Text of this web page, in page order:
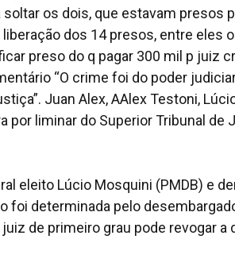
os dois, que estavam presos
dos 14 presos, entre eles
preso do q pagar 300 mil p juiz
“O crime foi do poder
Juan Alex, AAlex Testoni,
liminar do Superior Tribunal de
eleito Lúcio Mosquini (PMDB) e
foi determinada pelo
de primeiro grau pode revogar a